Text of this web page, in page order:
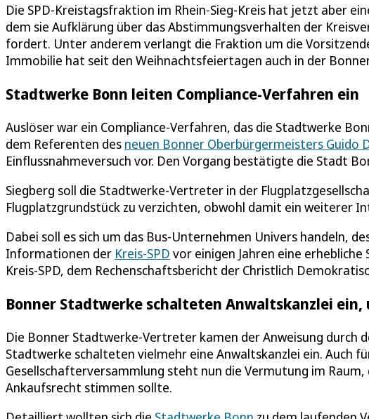
Die SPD-Kreistagsfraktion im Rhein-Sieg-Kreis hat jetzt aber
dem sie Aufklärung über das Abstimmungsverhalten der
fordert. Unter anderem verlangt die Fraktion um die
Immobilie hat seit den Weihnachtsfeiertagen auch in der
Stadtwerke Bonn leiten Compliance-Verfahren ein
Auslöser war ein Compliance-Verfahren, das die Stadtwerke
dem Referenten des neuen Bonner Oberbürgermeisters Guido
Einflussnahmeversuch vor. Den Vorgang bestätigte die Stadt
Siegberg soll die Stadtwerke-Vertreter in der
Flugplatzgrundstück zu verzichten, obwohl damit ein weiterer
Dabei soll es sich um das Bus-Unternehmen Univers handeln,
Informationen der Kreis-SPD vor einigen Jahren eine erhebliche
Kreis-SPD, dem Rechenschaftsbericht der Christlich
Bonner Stadtwerke schalteten Anwaltskanzlei
Die Bonner Stadtwerke-Vertreter kamen der Anweisung durch
Stadtwerke schalteten vielmehr eine Anwaltskanzlei ein. Auch
Gesellschafterversammlung steht nun die Vermutung im
Ankaufsrecht stimmen sollte.